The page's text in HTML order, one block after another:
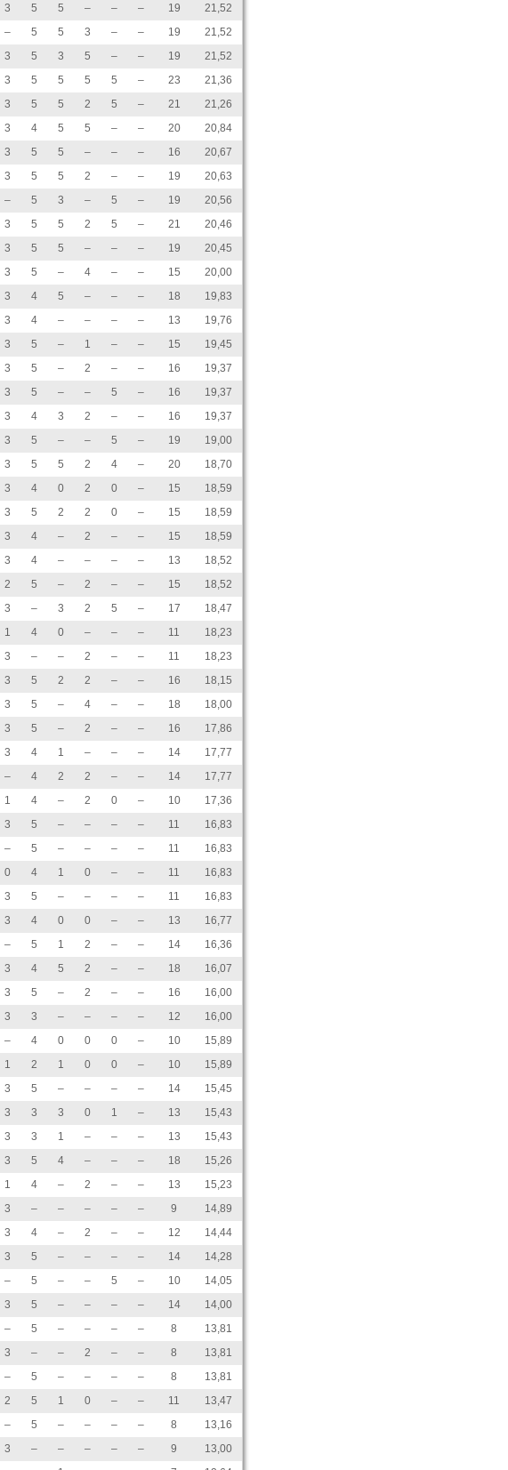
3 5 5 – – – 19
21,52
– 5 5 3 – – 19
21,52
3 5 3 5 – – 19
21,52
3 5 5 5 5 – 23
21,36
3 5 5 2 5 – 21
21,26
3 4 5 5 – – 20
20,84
3 5 5 – – – 16
20,67
3 5 5 2 – – 19
20,63
– 5 3 – 5 – 19
20,56
3 5 5 2 5 – 21
20,46
3 5 5 – – – 19
20,45
3 5 – 4 – – 15
20,00
3 4 5 – – – 18
19,83
3 4 – – – – 13
19,76
3 5 – 1 – – 15
19,45
3 5 – 2 – – 16
19,37
3 5 – – 5 – 16
19,37
3 4 3 2 – – 16
19,37
3 5 – – 5 – 19
19,00
3 5 5 2 4 – 20
18,70
3 4 0 2 0 – 15
18,59
3 5 2 2 0 – 15
18,59
3 4 – 2 – – 15
18,59
3 4 – – – – 13
18,52
2 5 – 2 – – 15
18,52
3 – 3 2 5 – 17
18,47
1 4 0 – – – 11
18,23
3 – – 2 – – 11
18,23
3 5 2 2 – – 16
18,15
3 5 – 4 – – 18
18,00
3 5 – 2 – – 16
17,86
3 4 1 – – – 14
17,77
– 4 2 2 – – 14
17,77
1 4 – 2 0 – 10
17,36
3 5 – – – – 11
16,83
– 5 – – – – 11
16,83
0 4 1 0 – – 11
16,83
3 5 – – – – 11
16,83
3 4 0 0 – – 13
16,77
– 5 1 2 – – 14
16,36
3 4 5 2 – – 18
16,07
3 5 – 2 – – 16
16,00
3 3 – – – – 12
16,00
– 4 0 0 0 – 10
15,89
1 2 1 0 0 – 10
15,89
3 5 – – – – 14
15,45
3 3 3 0 1 – 13
15,43
3 3 1 – – – 13
15,43
3 5 4 – – – 18
15,26
1 4 – 2 – – 13
15,23
3 – – – – – 9
14,89
3 4 – 2 – – 12
14,44
3 5 – – – – 14
14,28
– 5 – – 5 – 10
14,05
3 5 – – – – 14
14,00
– 5 – – – – 8
13,81
3 – – 2 – – 8
13,81
– 5 – – – – 8
13,81
2 5 1 0 – – 11
13,47
– 5 – – – – 8
13,16
3 – – – – – 9
13,00